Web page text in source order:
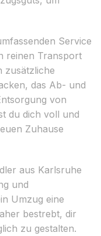
Service
reinen Transport
zusätzliche
das Ab- und
von
du dich voll und
Zuhause
aus Karlsruhe
und
Umzug eine
bestrebt, dir
zu gestalten.